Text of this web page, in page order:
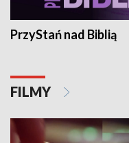
PrzyStań nad Biblią
FILMY